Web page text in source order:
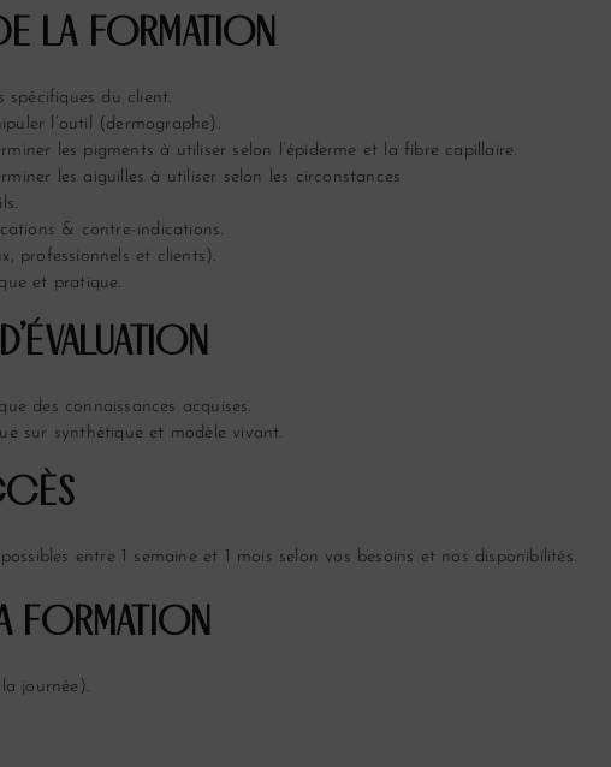
LA FORMATION
spécifiques du client.
l’outil (dermographe).
les pigments à utiliser selon l’épiderme et la fibre capillaire.
les aiguilles à utiliser selon les circonstances
& contre-indications.
professionnels et clients).
et pratique.
des connaissances acquises.
sur synthétique et modèle vivant.
entre 1 semaine et 1 mois selon vos besoins et nos disponibilités.
FORMATION
journée).